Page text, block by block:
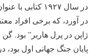
در سال ۱۹۲۷
در آورد، که برخی افراد
ژاپن در پرل هاربر” بود. گن
پایان جنگ جهانی اول بود،